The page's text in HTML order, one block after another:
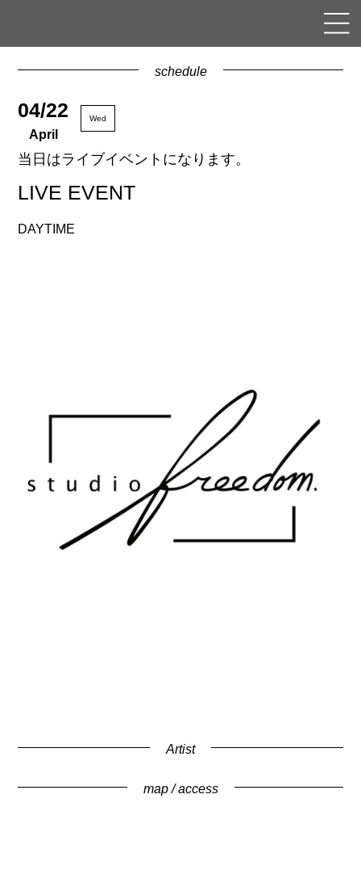
schedule
04/22
April
Wed
当日はライブイベントになります。
LIVE EVENT
DAYTIME
Artist
map / access